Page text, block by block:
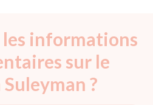
informations
sur le
?